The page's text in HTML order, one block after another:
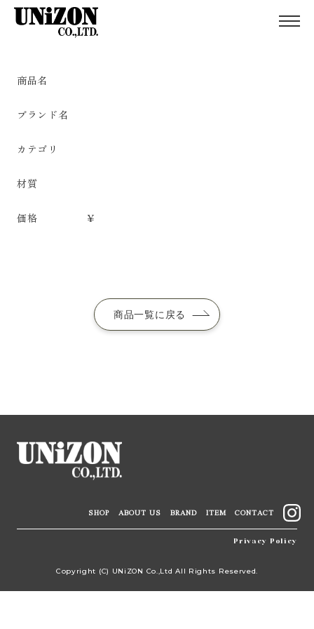
商品名
ブランド名
カテゴリ
材質
価格 ¥
商品一覧に戻る
SHOP ABOUT US BRAND ITEM CONTACT
Privacy Policy
Copyright (C) UNiZON Co.,Ltd All Rights Reserved.